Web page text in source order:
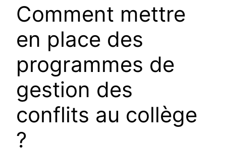
Comment mettre
en place des
programmes de
gestion des
conflits au collège
?